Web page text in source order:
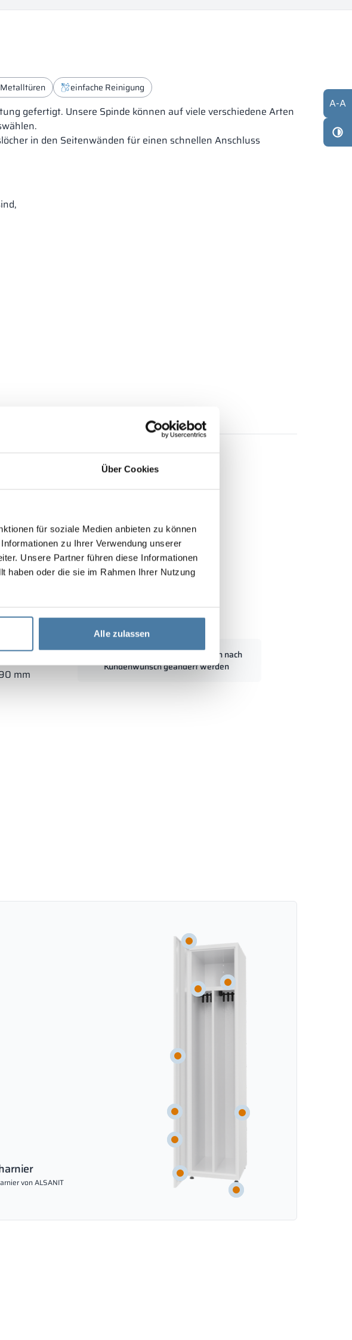
Über Cookies
für soziale Medien anbieten zu können
zu Ihrer Verwendung unserer
Unsere Partner führen diese Informationen
haben oder die sie im Rahmen Ihrer Nutzung
Alle zulassen
einfache Reinigung
gefertigt. Unsere Spinde können auf viele verschiedene Arten
in den Seitenwänden für einen schnellen Anschluss
Schulspinde 400/1800 - 18412
1800 mm
mm
Standardabmessungen können nach
Kundenwunsch geändert werden
von ALSANIT
A-A